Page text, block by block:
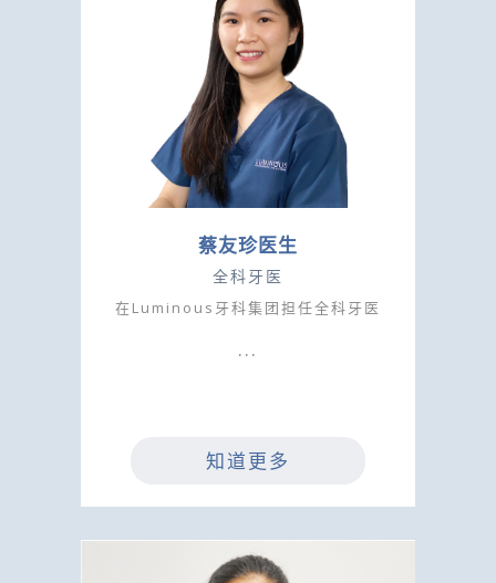
蔡友珍医生
全科牙医
在Luminous牙科集团担任全科牙医
知道更多